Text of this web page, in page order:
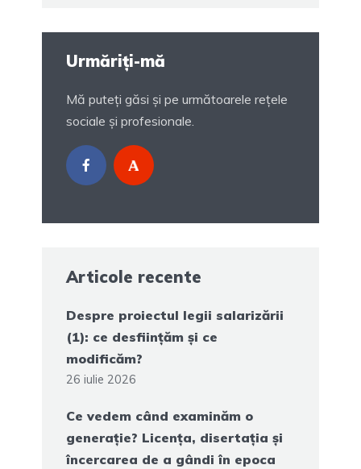
Urmăriți-mă
Mă puteți găsi și pe următoarele rețele
sociale și profesionale.
Articole recente
Despre proiectul legii salarizării
(1): ce desființăm și ce
modificăm?
26 iulie 2026
Ce vedem când examinăm o
generație? Licența, disertația și
încercarea de a gândi în epoca